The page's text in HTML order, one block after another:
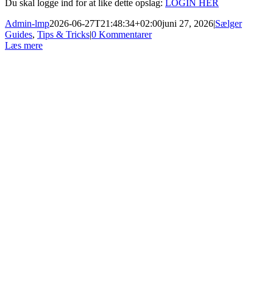
Du skal logge ind for at like dette opslag: LOGIN HER
Admin-lmp2026-06-27T21:48:34+02:00juni 27, 2026|Sælger
Guides, Tips & Tricks|0 Kommentarer
Læs mere